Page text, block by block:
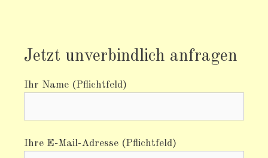
Jetzt unverbindlich anfragen
Ihr Name (Pflichtfeld)
Ihre E-Mail-Adresse (Pflichtfeld)